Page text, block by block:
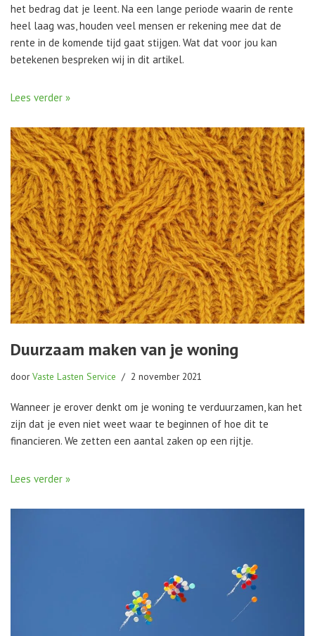
het bedrag dat je leent. Na een lange periode waarin de rente
heel laag was, houden veel mensen er rekening mee dat de
rente in de komende tijd gaat stijgen. Wat dat voor jou kan
betekenen bespreken wij in dit artikel.
Lees verder »
Duurzaam maken van je woning
doorVaste Lasten Service 2 november 2021
Wanneer je erover denkt om je woning te verduurzamen, kan het
zijn dat je even niet weet waar te beginnen of hoe dit te
financieren. We zetten een aantal zaken op een rijtje.
Lees verder »